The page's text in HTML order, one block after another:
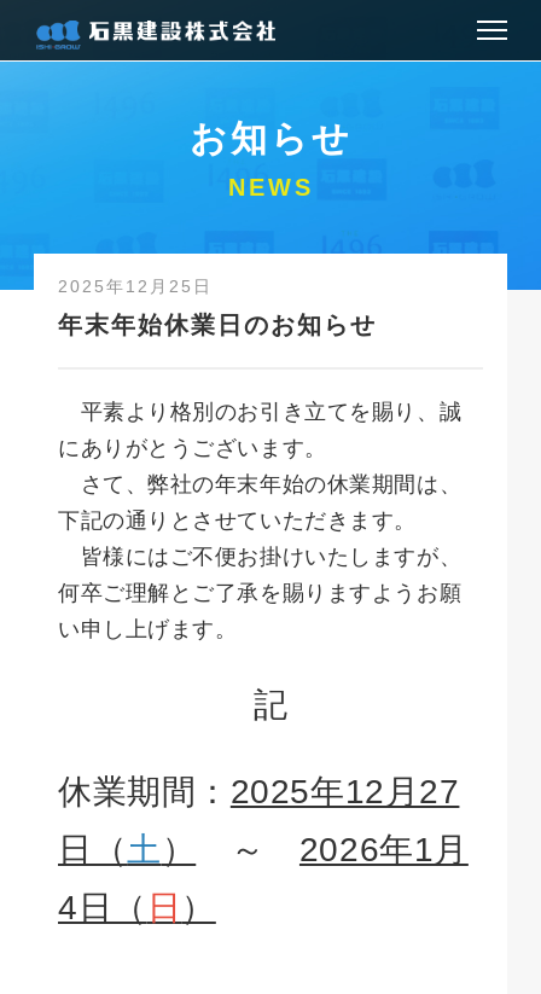
土木事業
アクセス
採用情報
お知らせ
NEWS
2025年12月25日
年末年始休業日のお知らせ
平素より格別のお引き立てを賜り、誠
にありがとうございます。
さて、弊社の年末年始の休業期間は、
下記の通りとさせていただきます。
皆様にはご不便お掛けいたしますが、
何卒ご理解とご了承を賜りますようお願
い申し上げます。
記
休業期間： 2025年12月27
日（ 土 ） ～ 2026年1月
4日（ 日 ）